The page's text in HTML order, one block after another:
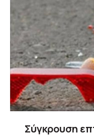
Σύγκρουση